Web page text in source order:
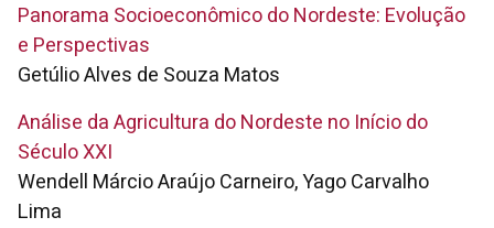
Panorama Socioeconômico do Nordeste: Evolução
e Perspectivas
Getúlio Alves de Souza Matos
Análise da Agricultura do Nordeste no Início do
Século XXI
Wendell Márcio Araújo Carneiro, Yago Carvalho
Lima